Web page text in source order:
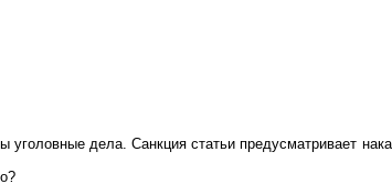
дела. Санкция статьи предусматривает
?